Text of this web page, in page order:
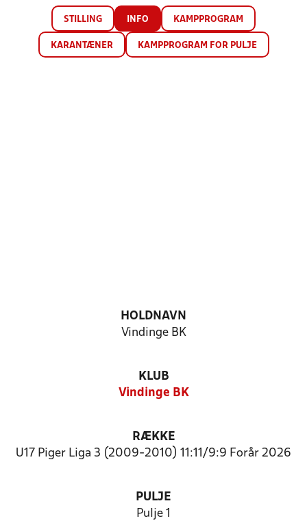
STILLING INFO KAMPPROGRAM
KARANTÆNER KAMPPROGRAM FOR PULJE
HOLDNAVN
Vindinge BK
KLUB
Vindinge BK
RÆKKE
U17 Piger Liga 3 (2009-2010) 11:11/9:9 Forår 2026
PULJE
Pulje 1